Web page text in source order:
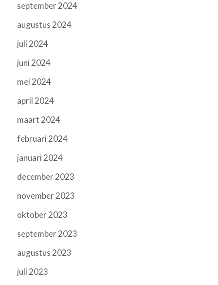
september 2024
augustus 2024
juli 2024
juni 2024
mei 2024
april 2024
maart 2024
februari 2024
januari 2024
december 2023
november 2023
oktober 2023
september 2023
augustus 2023
juli 2023